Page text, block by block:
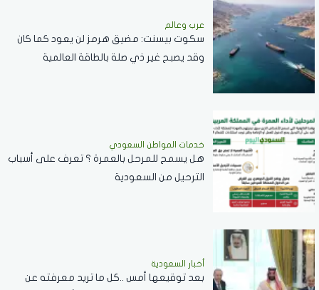
عرب وعالم
سكوت بيسنت: مضيق هرمز لن يعود كما كان
وقد يصبح غير ذي صلة بالطاقة العالمية
خدمات المواطن السعودي
هل يسمح للمرحل بالعمرة ؟ تعرف على أسباب
الترحيل من السعودية
أخبار السعودية
بعد توقيعها أمس ..كل ما تريد معرفته عن